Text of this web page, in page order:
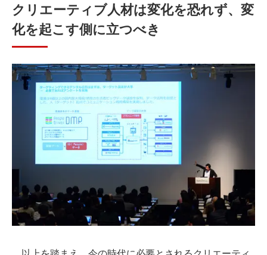
クリエーティブ人材は変化を恐れず、変
化を起こす側に立つべき